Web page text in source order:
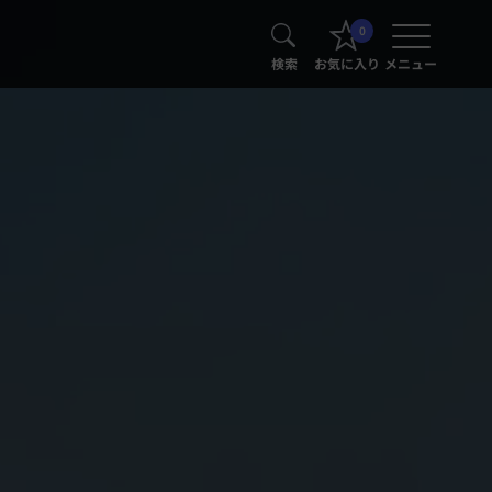
検索
0
お気に入り メニュー